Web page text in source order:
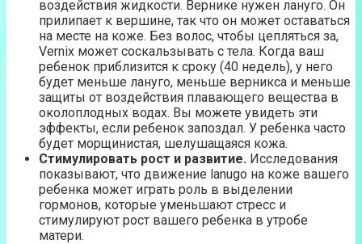
воздействия жидкости. Вернике нужен лануго. Он
прилипает к вершине, так что он может оставаться
на месте на коже. Без волос, чтобы цепляться за,
Vernix может соскальзывать с тела. Когда ваш
ребенок приблизится к сроку (40 недель), у него
будет меньше лануго, меньше верникса и меньше
защиты от воздействия плавающего вещества в
околоплодных водах. Вы можете увидеть эти
эффекты, если ребенок запоздал. У ребенка часто
будет морщинистая, шелушащаяся кожа.
Стимулировать рост и развитие. Исследования
показывают, что движение lanugo на коже вашего
ребенка может играть роль в выделении
гормонов, которые уменьшают стресс и
стимулируют рост вашего ребенка в утробе
матери.